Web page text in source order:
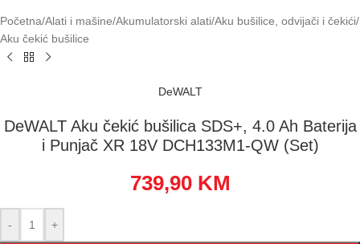
Početna/Alati i mašine/Akumulatorski alati/Aku bušilice, odvijači i čekići/
Aku čekić bušilice
DeWALT
DeWALT Aku čekić bušilica SDS+, 4.0 Ah Baterija
i Punjač XR 18V DCH133M1-QW (Set)
739,90 KM
- +